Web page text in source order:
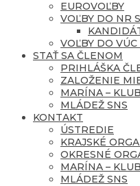
EUROVOĽBY
VOĽBY DO NR
VOĽBY DO
STAŤ SA ČLENOM
PRIHLÁŠKA
ZALOŽENIE
MARÍNA –
MLÁDEŽ SNS
KONTAKT
ÚSTREDIE
KRAJSKÉ
OKRESNÉ
MARÍNA –
MLÁDEŽ SNS